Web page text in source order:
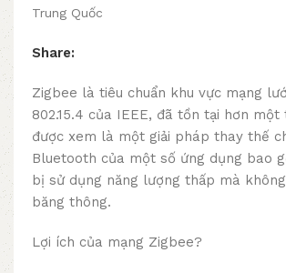
Trung Quốc
Share:
Zigbee là tiêu chuẩn khu vực mạng
802.15.4 của IEEE, đã tồn tại hơn
được xem là một giải pháp thay thế
Bluetooth của một số ứng dụng bao
bị sử dụng năng lượng thấp mà
băng thông.
Lợi ích của mạng Zigbee?